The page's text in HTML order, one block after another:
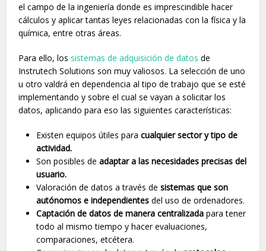
el campo de la ingeniería donde es imprescindible hacer
cálculos y aplicar tantas leyes relacionadas con la física y la
química, entre otras áreas.
Para ello, los sistemas de adquisición de datos de
Instrutech Solutions son muy valiosos. La selección de uno
u otro valdrá en dependencia al tipo de trabajo que se esté
implementando y sobre el cual se vayan a solicitar los
datos, aplicando para eso las siguientes características:
Existen equipos útiles paracualquier sector y tipo de
actividad.
Son posibles deadaptar a las necesidades precisas del
usuario.
Valoración de datos a través desistemas que son
autónomos e independientes del uso de ordenadores.
Captación de datos de manera centralizada para tener
todo al mismo tiempo y hacer evaluaciones,
comparaciones, etcétera.